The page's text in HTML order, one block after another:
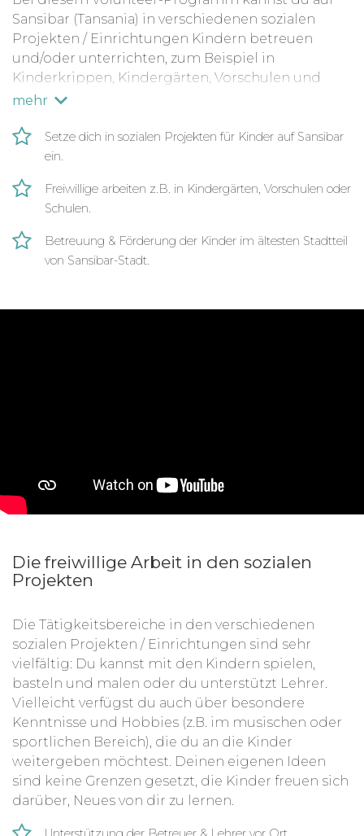
Sansibar (Tansania) in verschiedenen sozialen
Projekten / Einrichtungen Kindern betreuen
und/oder unterrichten, zum Beispiel in
Kinderkrippen, Kindergärten, Vorschulen und
Schulen. Die Mitarbeit in den Projekten ist in den
anrechenbar. Während deiner Freizeit und an den
Wochenenden kannst du die traumhafte Insel
Sansibar genießen.
Die Projekte befinden sich im Stadtteil Stone
Town in Sansibar-Stadt.
Praktikum auf Sansibar
o.ä. interessierst bzw. bereits Student in diesem
mehr
Setze dich in sozialen Projekten für Kinder auf Sansibar
ein.
Freiwillige arbeiten z.B. in Kindergärten, Vorschulen oder
Schulen.
Betreuung & Förderung der Kinder im ältesten Stadtteil
von Sansibar-Stadt.
Die freiwillige Arbeit in den sozialen
Projekten
Die Tätigkeitsbereiche in den verschiedenen
sozialen Projekten / Einrichtungen sind sehr
vielfältig: Du kannst mit den Kindern spielen,
basteln und malen oder du unterstützt Lehrer.
Vielleicht verfügst du auch über besondere
Kenntnisse und Hobbies (z.B. im musischen oder
sportlichen Bereich), die du an die Kinder
weitergeben möchtest. Deinen eigenen Ideen
sind keine Grenzen gesetzt, die Kinder freuen sich
darüber, Neues von dir zu lernen.